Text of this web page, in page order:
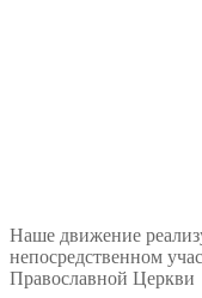
Наше движение
непосредственном
Православной Церкви